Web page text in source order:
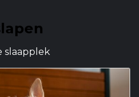
slaapplek